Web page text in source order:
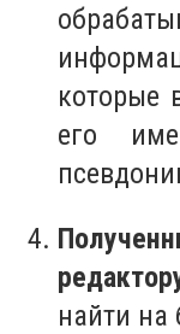
которые
его
найти на